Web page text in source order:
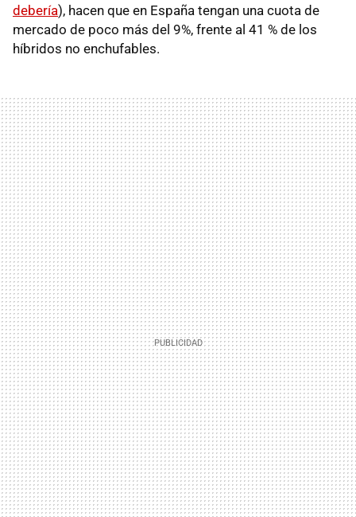
debería), hacen que en España tengan una cuota de
mercado de poco más del 9%, frente al 41 % de los
híbridos no enchufables.